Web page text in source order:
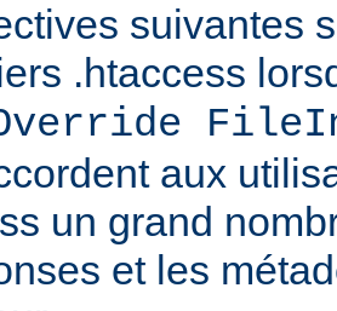
suivantes
.htaccess
aux
un grand
et les